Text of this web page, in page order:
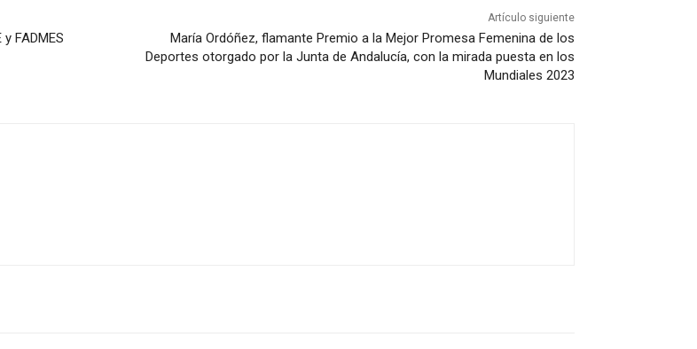
FADMES
Artículo siguiente
María Ordóñez, flamante Premio a la Mejor Promesa Femenina de los
Deportes otorgado por la Junta de Andalucía, con la mirada puesta en los
Mundiales 2023